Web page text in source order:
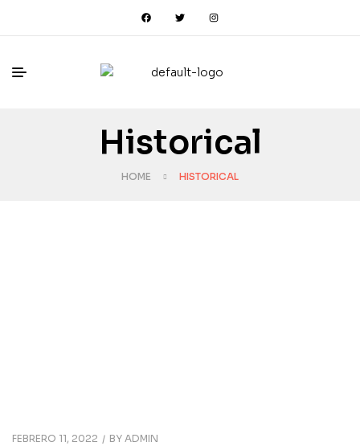
Historical
HOME HISTORICAL
FEBRERO 11, 2022 BY ADMIN